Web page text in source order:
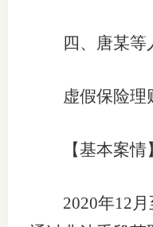
四、唐某等
虚假保险理
【基本案情】
2020年12月